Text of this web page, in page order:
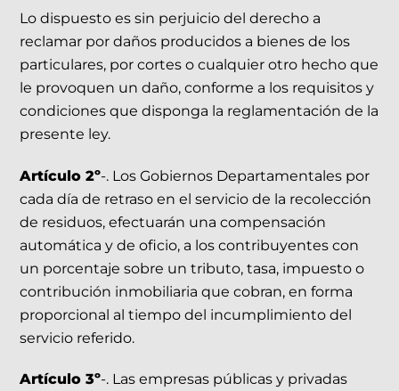
Lo dispuesto es sin perjuicio del derecho a
reclamar por daños producidos a bienes de los
particulares, por cortes o cualquier otro hecho que
le provoquen un daño, conforme a los requisitos y
condiciones que disponga la reglamentación de la
presente ley.
Artículo 2º-. Los Gobiernos Departamentales por
cada día de retraso en el servicio de la recolección
de residuos, efectuarán una compensación
automática y de oficio, a los contribuyentes con
un porcentaje sobre un tributo, tasa, impuesto o
contribución inmobiliaria que cobran, en forma
proporcional al tiempo del incumplimiento del
servicio referido.
Artículo 3º-. Las empresas públicas y privadas